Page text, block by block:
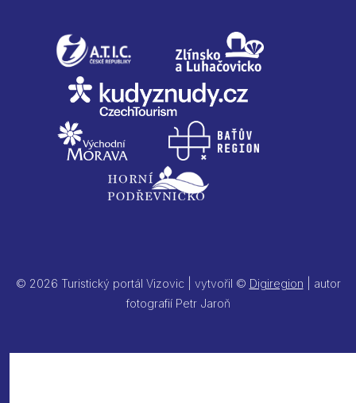
© 2026 Turistický portál Vizovic | vytvořil © Digiregion | autor
fotografií Petr Jaroň